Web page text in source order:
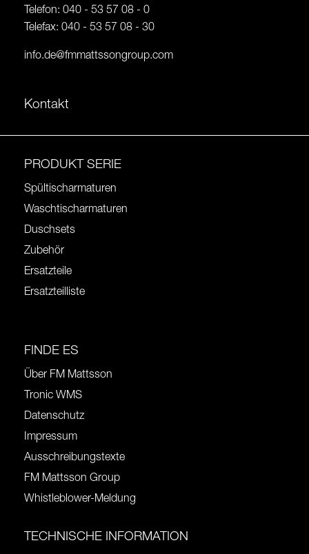
Telefon: 040 - 53 57 08 - 0
Telefax: 040 - 53 57 08 - 30
info.de@fmmattssongroup.com
Kontakt
PRODUKT SERIE
Spültischarmaturen
Waschtischarmaturen
Duschsets
Zubehör
Ersatzteile
Ersatzteilliste
FINDE ES
Über FM Mattsson
Tronic WMS
Datenschutz
Impressum
Ausschreibungstexte
FM Mattsson Group
Whistleblower-Meldung
TECHNISCHE INFORMATION